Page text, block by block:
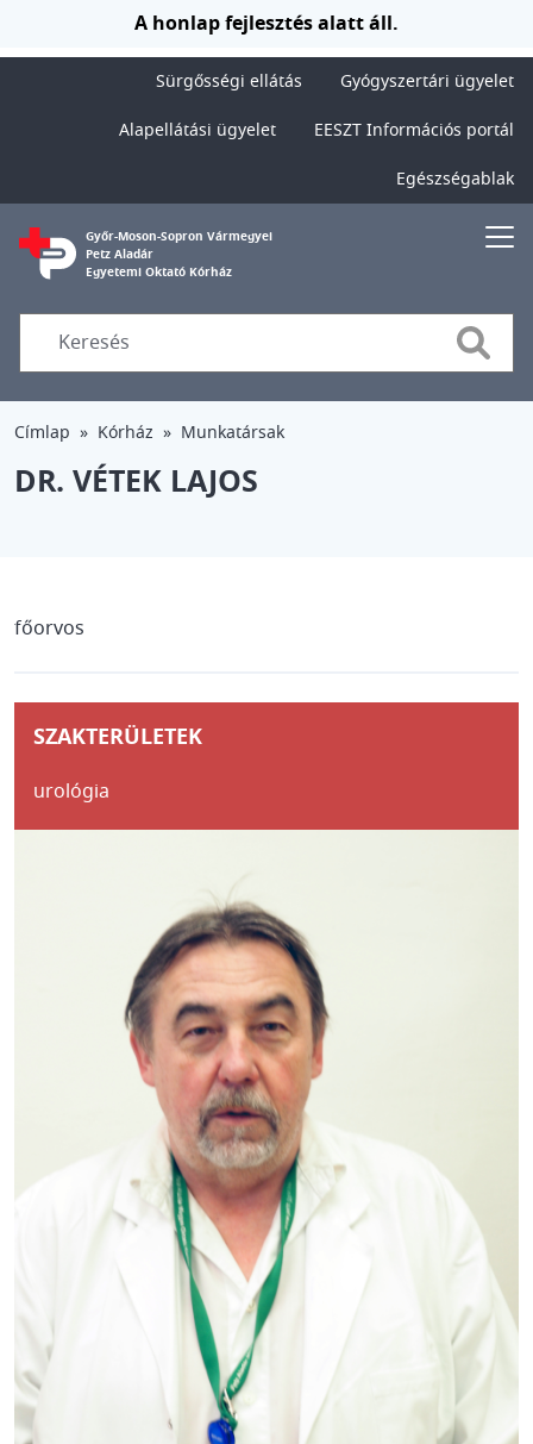
Ugrás a tartalomraA honlap fejlesztés alatt áll.
Sürgősségi ellátás
Gyógyszertári ügyelet
Alapellátási ügyelet
EESZT Információs portál
Egészségablak
Győr-Moson-Sopron Vármegyei
Petz Aladár
Egyetemi Oktató Kórház
Search
Címlap Kórház Munkatársak
DR. VÉTEK LAJOS
főorvos
SZAKTERÜLETEK
urológia